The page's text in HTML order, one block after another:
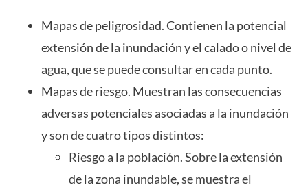
Mapas de peligrosidad. Contienen la potencial
extensión de la inundación y el calado o nivel de
agua, que se puede consultar en cada punto.
Mapas de riesgo. Muestran las consecuencias
adversas potenciales asociadas a la inundación
y son de cuatro tipos distintos:
Riesgo a la población. Sobre la extensión
de la zona inundable, se muestra el